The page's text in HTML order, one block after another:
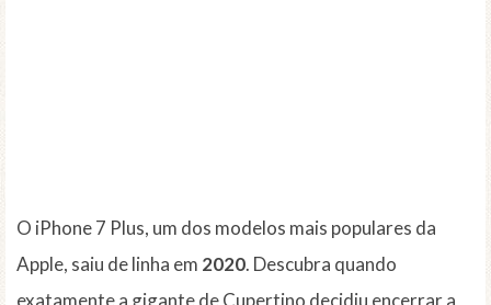
O iPhone 7 Plus, um dos modelos mais populares da
Apple, saiu de linha em 2020. Descubra quando
exatamente a gigante de Cupertino decidiu encerrar a